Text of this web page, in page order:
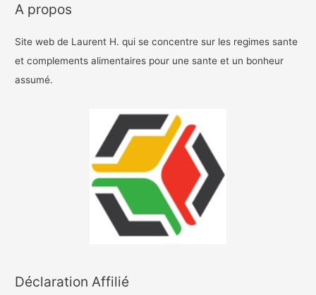
A propos
Site web de Laurent H. qui se concentre sur les regimes sante
et complements alimentaires pour une sante et un bonheur
assumé.
Déclaration Affilié